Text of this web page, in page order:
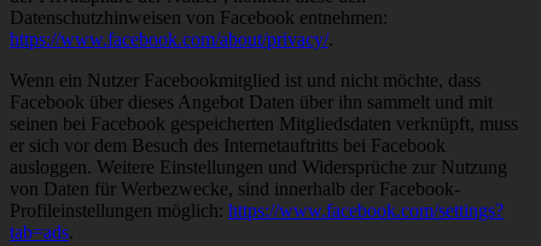
Datenschutzhinweisen von Facebook entnehmen:
https://www.facebook.com/about/privacy/.
Wenn ein Nutzer Facebookmitglied ist und nicht möchte, dass
Facebook über dieses Angebot Daten über ihn sammelt und mit
seinen bei Facebook gespeicherten Mitgliedsdaten verknüpft, muss
er sich vor dem Besuch des Internetauftritts bei Facebook
ausloggen. Weitere Einstellungen und Widersprüche zur Nutzung
von Daten für Werbezwecke, sind innerhalb der Facebook-
Profileinstellungen möglich: https://www.facebook.com/settings?
tab=ads.